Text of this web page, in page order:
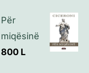
Për
miqësinë
800 L